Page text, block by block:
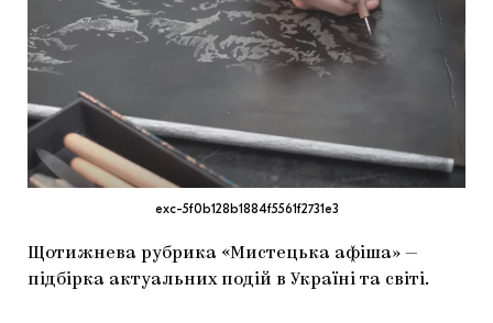
СПЕЦПРОЄКТИ
THE UKRAINIAN PAVILION AT VENICE BIENNALE
МАРІУПОЛЬСЬКІ МАРГІНАЛІЇ
ДОСЛІДНИЦЬКА ПЛАТФОРМА
CARPATHIAN CULT ПРО РІЗДВЯНІ СВЯТА
exc-5f0b128b1884f5561f2731e3
Щотижнева рубрика «Мистецька афіша» —
підбірка актуальних подій в Україні та світі.